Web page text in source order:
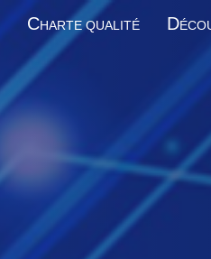
CHARTE QUALITÉ D